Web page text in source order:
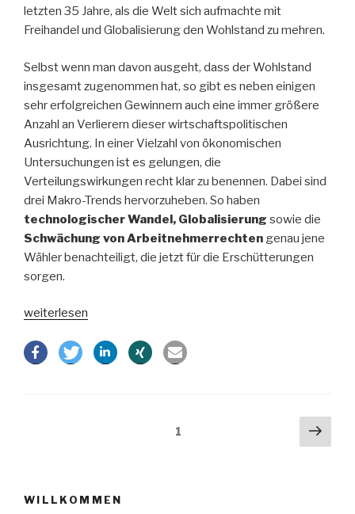
letzten 35 Jahre, als die Welt sich aufmachte mit
Freihandel und Globalisierung den Wohlstand zu mehren.
Selbst wenn man davon ausgeht, dass der Wohlstand
insgesamt zugenommen hat, so gibt es neben einigen
sehr erfolgreichen Gewinnern auch eine immer größere
Anzahl an Verlierern dieser wirtschaftspolitischen
Ausrichtung. In einer Vielzahl von ökonomischen
Untersuchungen ist es gelungen, die
Verteilungswirkungen recht klar zu benennen. Dabei sind
drei Makro-Trends hervorzuheben. So haben
technologischer Wandel, Globalisierung sowie die
Schwächung von Arbeitnehmerrechten genau jene
Wähler benachteiligt, die jetzt für die Erschütterungen
sorgen.
„Brexit
Trump
weiterlesen
1
WILLKOMMEN